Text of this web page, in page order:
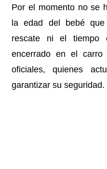
Por el momento no se
la edad del bebé
rescate ni el tiempo
encerrado en el
oficiales, quienes
garantizar su seguridad.